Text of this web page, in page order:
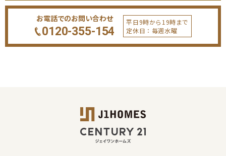
お電話でのお問い合わせ
0120-355-154
平日9時から19時まで
定休日：毎週水曜